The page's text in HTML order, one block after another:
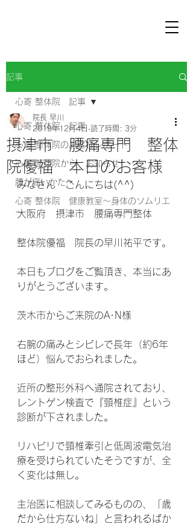
記事
心寄 整体院 記事
心寄 整体院のお客様レポート
心寄 整体院から お知らせ
腰が痛いかたへ
心寄 整体院 健康教室～身体のソムリエ
～
心寄 整体院 記事
摂津市 腰痛専門 整体
院優福 本日のお客様
院長 早川
2019年12月4日 読了時間: 3分
みなさん　こんにちは(^^)
大阪府　摂津市　腰痛専門整体
整体院優福　院長の早川祐平です。
本日もブログをご覧頂き、本当にあ
りがとうございます。
茨木市からご来院のA･N様
右腕の痛みとシビレで長年（約6年
ほど）悩んでおられました。
近所の整形外科へ通院されており、
レントゲン検査で『頸椎症』という
診断が下されました。
リハビリで頸椎牽引と低周波電気治
療を受けられていたそうですが、全
く変化は無し。
主治医に相談してみるものの、「歳
だから仕方ないね」と言われるばか